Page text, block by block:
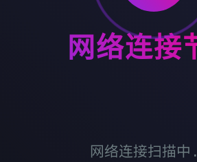
网络连接
网络连接扫描